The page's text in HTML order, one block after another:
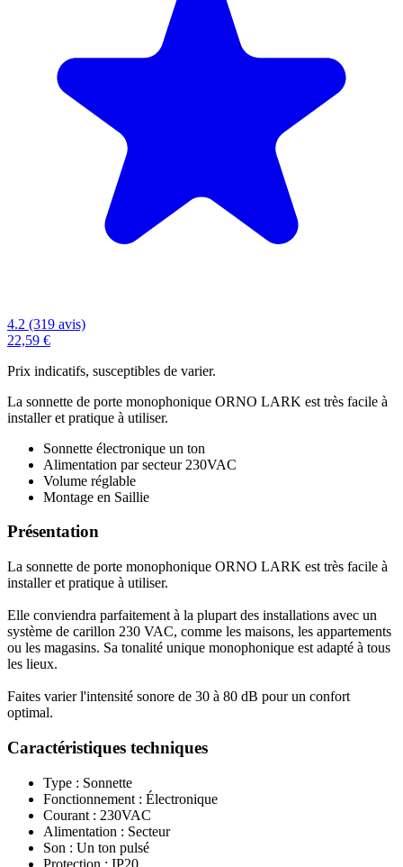
4.2 (319 avis)
22,59 €
Prix indicatifs, susceptibles de varier.
La sonnette de porte monophonique ORNO LARK est très facile à
installer et pratique à utiliser.
Sonnette électronique un ton
Alimentation par secteur 230VAC
Volume réglable
Montage en Saillie
Présentation
La sonnette de porte monophonique ORNO LARK est très facile à
installer et pratique à utiliser.
Elle conviendra parfaitement à la plupart des installations avec un
système de carillon 230 VAC, comme les maisons, les appartements
ou les magasins. Sa tonalité unique monophonique est adapté à tous
les lieux.
Faites varier l'intensité sonore de 30 à 80 dB pour un confort
optimal.
Caractéristiques techniques
Type : Sonnette
Fonctionnement : Électronique
Courant : 230VAC
Alimentation : Secteur
Son : Un ton pulsé
Protection : IP20